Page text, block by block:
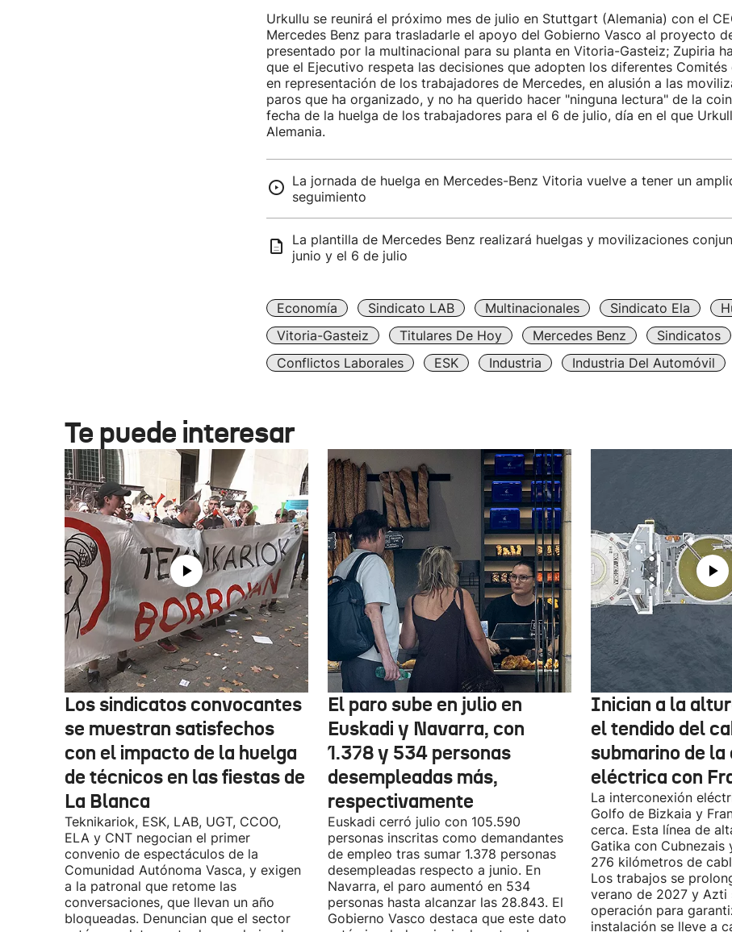
Urkullu se reunirá el próximo mes de julio en Stuttgart (Alemania) con el
Mercedes Benz para trasladarle el apoyo del Gobierno Vasco al proyecto
presentado por la multinacional para su planta en Vitoria-Gasteiz; Zupiria
que el Ejecutivo respeta las decisiones que adopten los diferentes Comités
en representación de los trabajadores de Mercedes, en alusión a las
paros que ha organizado, y no ha querido hacer "ninguna lectura" de la
fecha de la huelga de los trabajadores para el 6 de julio, día en el que
Alemania.
La jornada de huelga en Mercedes-Benz Vitoria vuelve a tener un
seguimiento
La plantilla de Mercedes Benz realizará huelgas y movilizaciones
junio y el 6 de julio
Economía Sindicato LAB Multinacionales Sindicato Ela
Vitoria-Gasteiz
Titulares De Hoy Mercedes Benz
Sindicatos
Conflictos Laborales
ESK Industria Industria Del Automóvil
Te puede interesar
Los sindicatos convocantes
se muestran satisfechos
con el impacto de la huelga
de técnicos en las fiestas de
La Blanca
Teknikariok, ESK, LAB, UGT, CCOO,
ELA y CNT negocian el primer
convenio de espectáculos de la
Comunidad Autónoma Vasca, y exigen
a la patronal que retome las
conversaciones, que llevan un año
bloqueadas. Denuncian que el sector
El paro sube en julio en
Euskadi y Navarra, con
1.378 y 534 personas
desempleadas más,
respectivamente
Euskadi cerró julio con 105.590
personas inscritas como demandantes
de empleo tras sumar 1.378 personas
desempleadas respecto a junio. En
Navarra, el paro aumentó en 534
personas hasta alcanzar las 28.843. El
Gobierno Vasco destaca que este dato
Inician a la
el tendido del
submarino de la
eléctrica con
La interconexión
Golfo de Bizkaia y
cerca. Esta línea de
Gatika con Cubnezais
276 kilómetros de
Los trabajos se
verano de 2027 y Azti
operación para
instalación se lleve a